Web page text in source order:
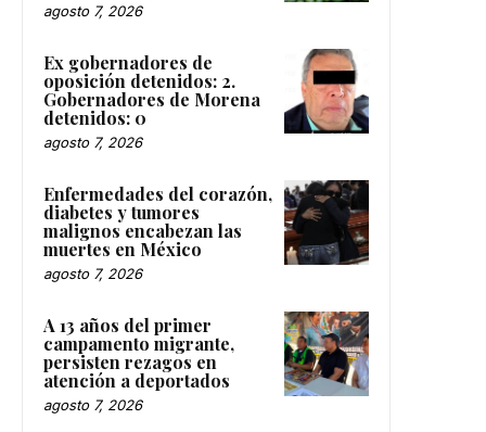
agosto 7, 2026
Ex gobernadores de
oposición detenidos: 2.
Gobernadores de Morena
detenidos: 0
agosto 7, 2026
Enfermedades del corazón,
diabetes y tumores
malignos encabezan las
muertes en México
agosto 7, 2026
A 13 años del primer
campamento migrante,
persisten rezagos en
atención a deportados
agosto 7, 2026